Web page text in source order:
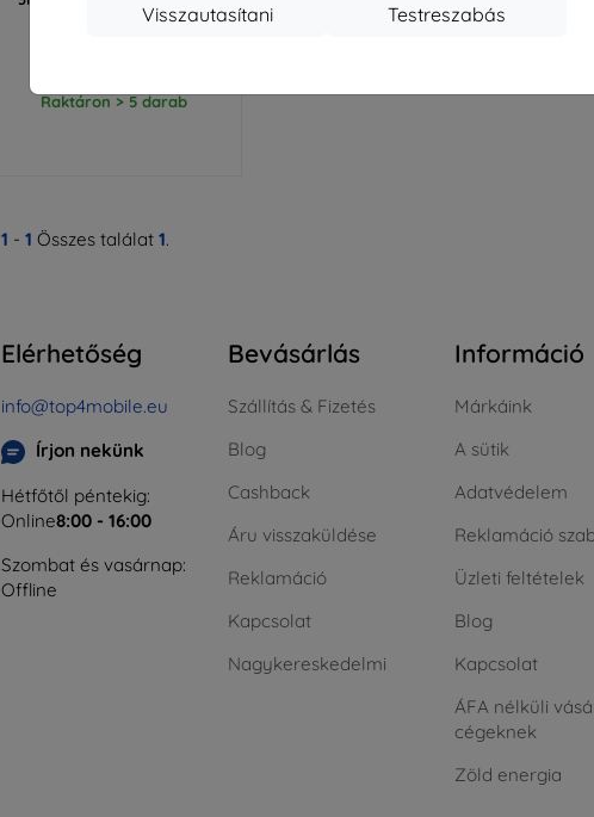
Testreszabás
Visszautasítani
Nord 4-hez
Raktáron > 5 darab
1 - 1 Összes találat 1.
Elérhetőség
info@top4mobile.eu
Írjon nekünk
Hétfőtől péntekig:
Online8:00 - 16:00
Szombat és vasárnap:
Offline
Bevásárlás
Szállítás & Fizetés
Blog
Cashback
Áru visszaküldése
Reklamáció
Kapcsolat
Nagykereskedelmi
Információ
Márkáink
A sütik
Adatvédelem
Reklamáció
Üzleti feltételek
Blog
Kapcsolat
ÁFA nélküli
cégeknek
Zöld energia